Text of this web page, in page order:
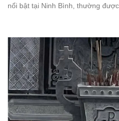
nổi bật tại Ninh Bình, thường